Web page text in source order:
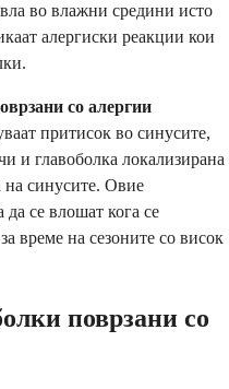
во влажни средини исто
алергиски реакции кои
со алергии
притисок во синусите,
и главоболка локализирана
на синусите. Овие
да се влошат кога се
време на сезоните со висок
поврзани со